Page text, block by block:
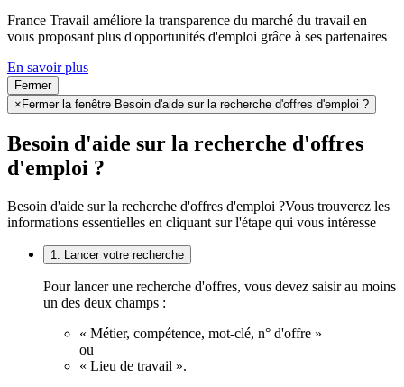
France Travail améliore la transparence du marché du travail en
vous proposant plus d'opportunités d'emploi grâce à ses partenaires
En savoir plus
Fermer
×Fermer la fenêtre Besoin d'aide sur la recherche d'offres d'emploi ?
Besoin d'aide sur la recherche d'offres
d'emploi ?
Besoin d'aide sur la recherche d'offres d'emploi ?Vous trouverez les
informations essentielles en cliquant sur l'étape qui vous intéresse
1. Lancer votre recherche
Pour lancer une recherche d'offres, vous devez saisir au moins
un des deux champs :
« Métier, compétence, mot-clé, n° d'offre »
ou
« Lieu de travail ».